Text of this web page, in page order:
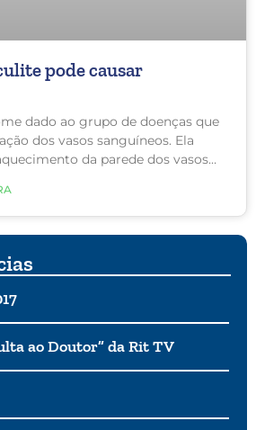
pode causar
dado ao grupo de doenças que
dos vasos sanguíneos. Ela
da parede dos vasos,
ao Doutor” da Rit TV